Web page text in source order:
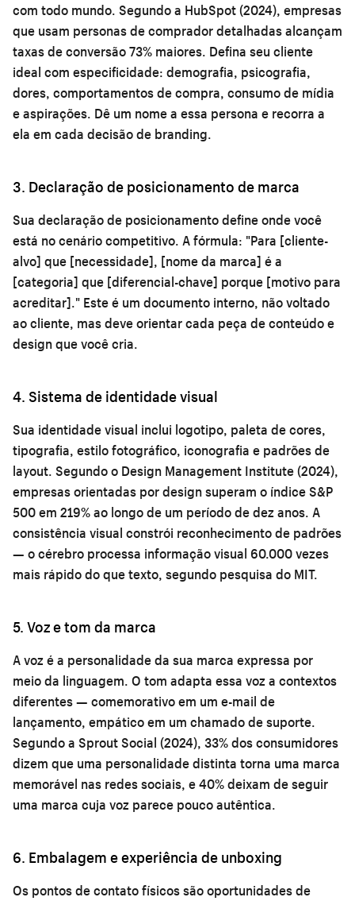
com todo mundo. Segundo a HubSpot (2024), empresas
que usam personas de comprador detalhadas alcançam
taxas de conversão 73% maiores. Defina seu cliente
ideal com especificidade: demografia, psicografia,
dores, comportamentos de compra, consumo de mídia
e aspirações. Dê um nome a essa persona e recorra a
ela em cada decisão de branding.
3. Declaração de posicionamento de marca
Sua declaração de posicionamento define onde você
está no cenário competitivo. A fórmula: "Para [cliente-
alvo] que [necessidade], [nome da marca] é a
[categoria] que [diferencial-chave] porque [motivo para
acreditar]." Este é um documento interno, não voltado
ao cliente, mas deve orientar cada peça de conteúdo e
design que você cria.
4. Sistema de identidade visual
Sua identidade visual inclui logotipo, paleta de cores,
tipografia, estilo fotográfico, iconografia e padrões de
layout. Segundo o Design Management Institute (2024),
empresas orientadas por design superam o índice S&P
500 em 219% ao longo de um período de dez anos. A
consistência visual constrói reconhecimento de padrões
— o cérebro processa informação visual 60.000 vezes
mais rápido do que texto, segundo pesquisa do MIT.
5. Voz e tom da marca
A voz é a personalidade da sua marca expressa por
meio da linguagem. O tom adapta essa voz a contextos
diferentes — comemorativo em um e-mail de
lançamento, empático em um chamado de suporte.
Segundo a Sprout Social (2024), 33% dos consumidores
dizem que uma personalidade distinta torna uma marca
memorável nas redes sociais, e 40% deixam de seguir
uma marca cuja voz parece pouco autêntica.
6. Embalagem e experiência de unboxing
Os pontos de contato físicos são oportunidades de